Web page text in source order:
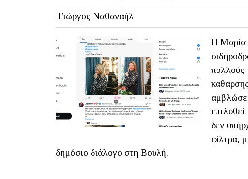
Γιώργος Ναθαναήλ
Η Μαρία
δεν
φίλτρα,
δημόσιο διάλογο στη Βουλή.